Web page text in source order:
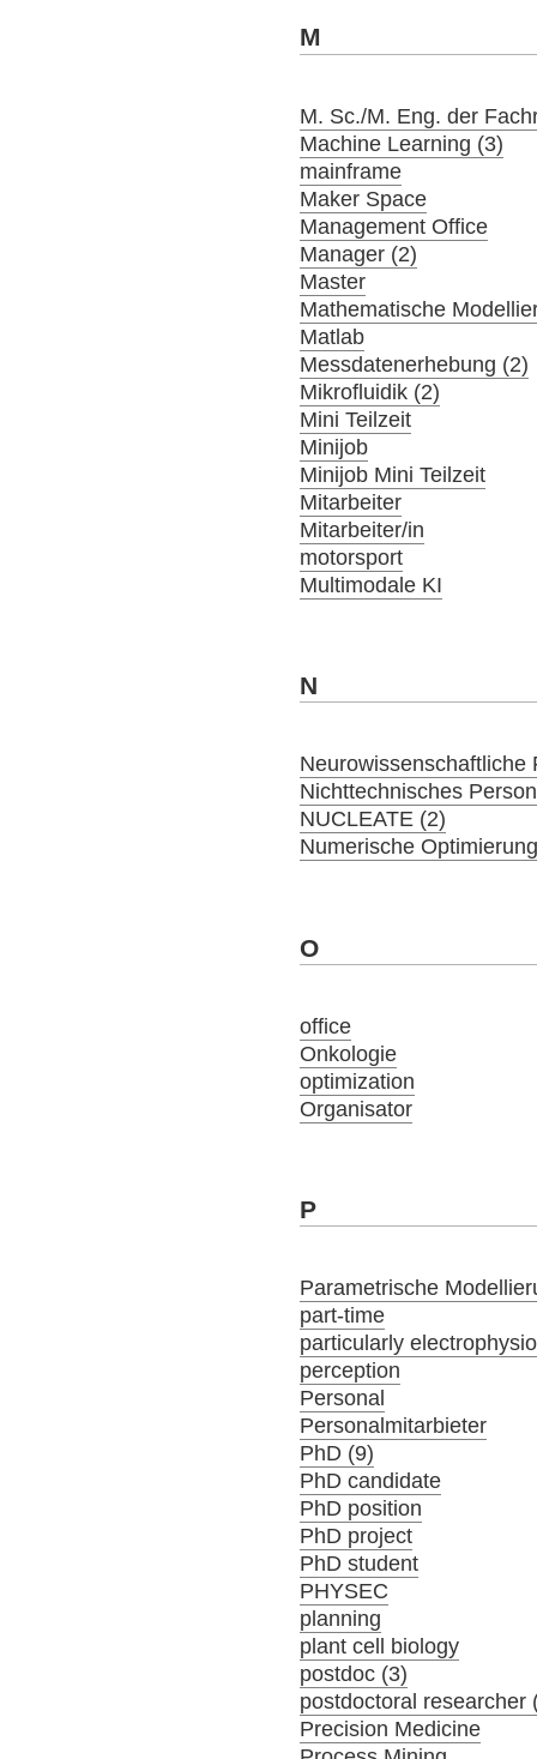
M
M. Sc./M. Eng. der
Machine Learning (3)
mainframe
Maker Space
Management Office
Manager (2)
Master
Mathematische
Matlab
Messdatenerhebung (2)
Mikrofluidik (2)
Mini Teilzeit
Minijob
Minijob Mini Teilzeit
Mitarbeiter
Mitarbeiter/in
motorsport
Multimodale KI
N
Neurowissenschaftliche
Nichttechnisches
NUCLEATE (2)
Numerische
O
office
Onkologie
optimization
Organisator
P
Parametrische
part-time
particularly
perception
Personal
Personalmitarbieter
PhD (9)
PhD candidate
PhD position
PhD project
PhD student
PHYSEC
planning
plant cell biology
postdoc (3)
postdoctoral researcher
Precision Medicine